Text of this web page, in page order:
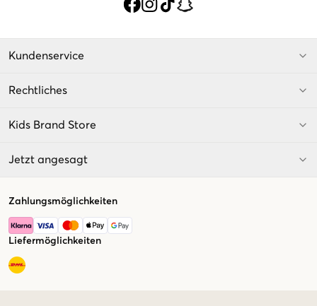
Kundenservice
Rechtliches
Kids Brand Store
Jetzt angesagt
Zahlungsmöglichkeiten
Liefermöglichkeiten